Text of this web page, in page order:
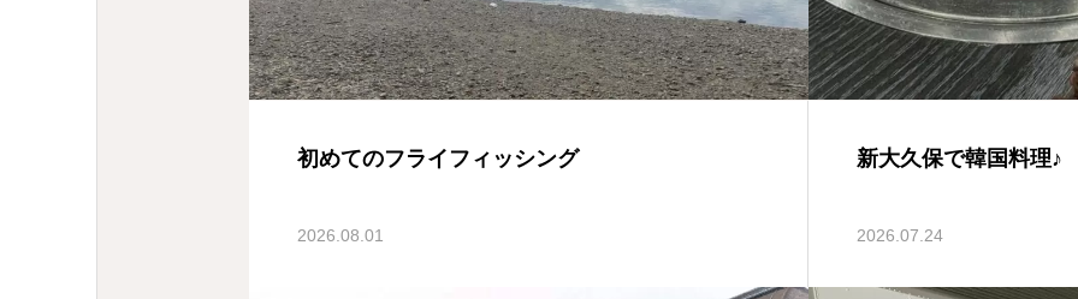
初めてのフライフィッシング
2026.08.01
新大久保で韓国料理♪
2026.07.24